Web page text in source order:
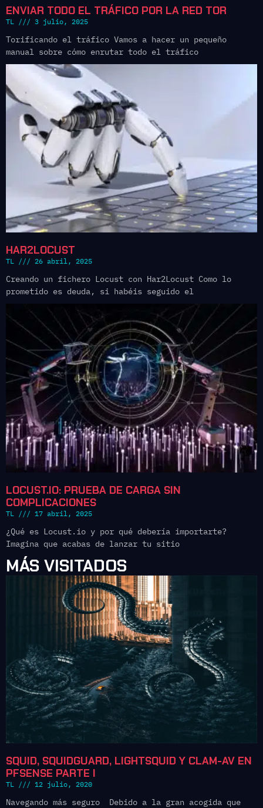
ENVIAR TODO EL TRÁFICO POR LA RED TOR
TL 3 julio, 2025
Torificando el tráfico Vamos a hacer un pequeño
manual sobre cómo enrutar todo el tráfico
HAR2LOCUST
TL 26 abril, 2025
Creando un fichero Locust con Har2Locust Como lo
prometido es deuda, si habéis seguido el
LOCUST.IO: PRUEBA DE CARGA SIN
COMPLICACIONES
TL 17 abril, 2025
¿Qué es Locust.io y por qué debería importarte?
Imagina que acabas de lanzar tu sitio
MÁS VISITADOS
SQUID, SQUIDGUARD, LIGHTSQUID Y CLAM-AV EN
PFSENSE PARTE I
TL 12 julio, 2020
Navegando más seguro Debido a la gran acogida que